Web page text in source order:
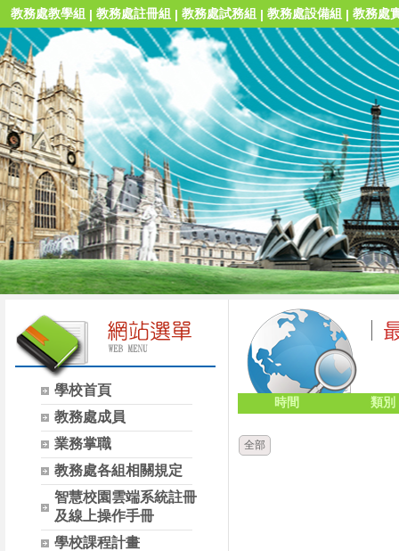
教務處教學組 | 教務處註冊組 | 教務處試務組 | 教務處設備組 | 教務處
學校首頁
教務處成員
業務掌職
教務處各組相關規定
智慧校園雲端系統註冊
及線上操作手冊
學校課程計畫
時間 類別
全部